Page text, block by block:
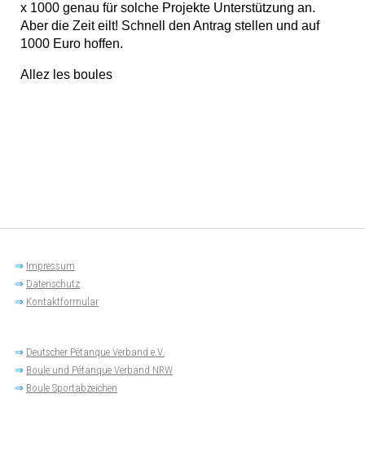
x 1000 genau für solche Projekte Unterstützung an.
Aber die Zeit eilt! Schnell den Antrag stellen und auf
1000 Euro hoffen.
Allez les boules
⇒ Impressum
⇒ Datenschutz
⇒ Kontaktformular
⇒ Deutscher Pétanque Verband e.V.
⇒ Boule und Pétanque Verband NRW
⇒ Boule Sportabzeichen